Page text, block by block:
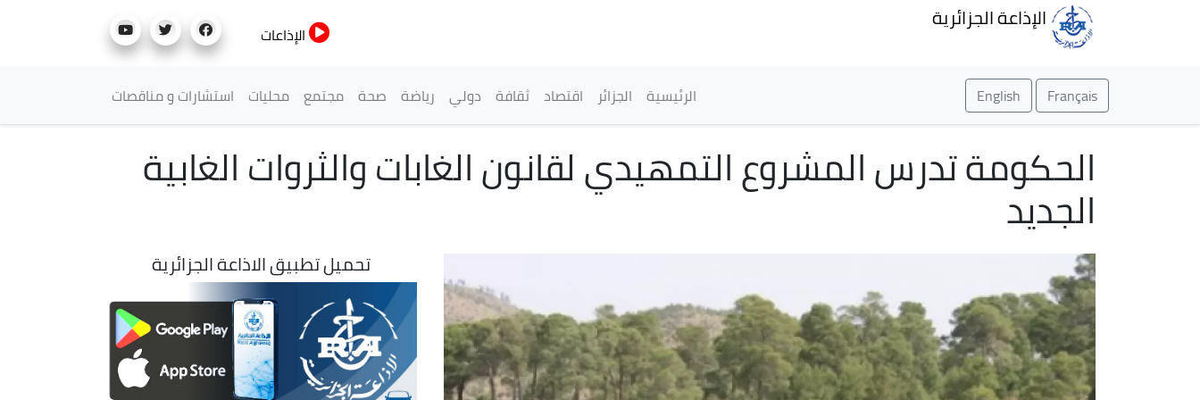
الإذاعة الجزائرية
الإذاعات
Français
English القائمة الرئيسية
الرئيسية الجزائر اقتصاد ثقافة دولي رياضة صحة مجتمع محليات استشارات و مناقصات
الحكومة تدرس المشروع التمهيدي لقانون الغابات والثروات الغابية
الجديد
تحميل تطبيق الاذاعة الجزائرية